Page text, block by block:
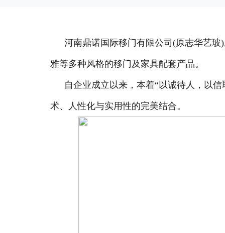
河南鼎诺国际移门有限公司(原志华艺玻
雅等多种风格的移门及家具配套产品。
自企业成立以来，本着“以诚待人，以
术、人性化与实用性的完美结合。